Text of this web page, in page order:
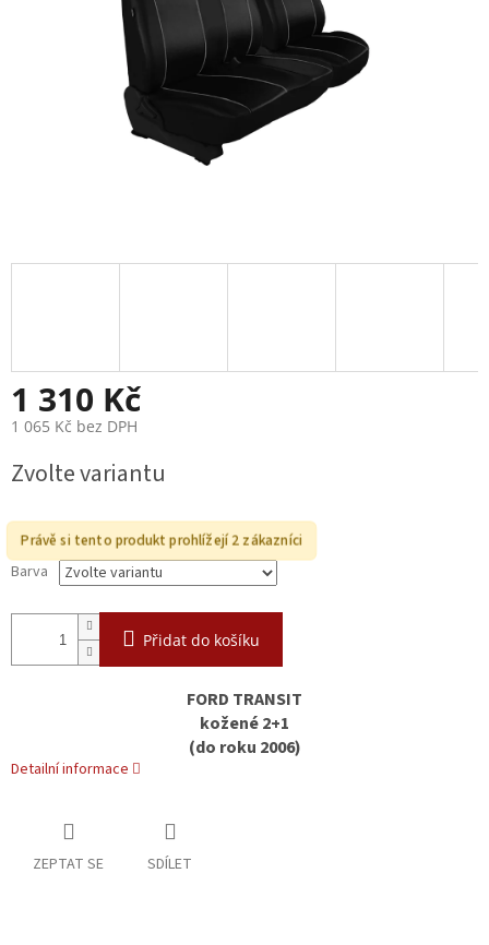
1 310 Kč
1 065 Kč bez DPH
cena:
Zvolte variantu
Právě si tento produkt prohlížejí 2 zákazníci
Barva
Přidat do košíku
FORD TRANSIT
kožené 2+1
(do roku 2006)
Detailní informace
ZEPTAT SE SDÍLET